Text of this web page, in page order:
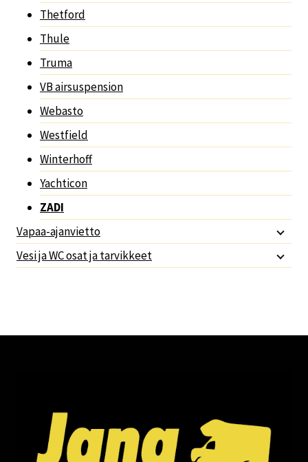
Thetford
Thule
Truma
VB airsuspension
Webasto
Westfield
Winterhoff
Yachticon
ZADI
Vapaa-ajanvietto
Vesi ja WC osat ja tarvikkeet